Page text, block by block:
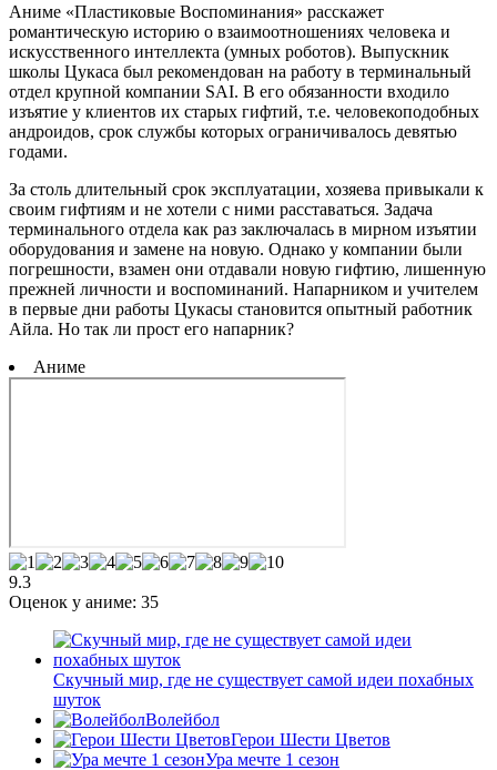
Аниме «Пластиковые Воспоминания» расскажет
романтическую историю о взаимоотношениях человека и
искусственного интеллекта (умных роботов). Выпускник
школы Цукаса был рекомендован на работу в терминальный
отдел крупной компании SAI. В его обязанности входило
изъятие у клиентов их старых гифтий, т.е. человекоподобных
андроидов, срок службы которых ограничивалось девятью
годами.
За столь длительный срок эксплуатации, хозяева привыкали к
своим гифтиям и не хотели с ними расставаться. Задача
терминального отдела как раз заключалась в мирном изъятии
оборудования и замене на новую. Однако у компании были
погрешности, взамен они отдавали новую гифтию, лишенную
прежней личности и воспоминаний. Напарником и учителем
в первые дни работы Цукасы становится опытный работник
Айла. Но так ли прост его напарник?
Аниме
9.3
Оценок у аниме: 35
Скучный мир, где не существует самой идеи похабных
шуток
Волейбол
Герои Шести Цветов
Ура мечте 1 сезон